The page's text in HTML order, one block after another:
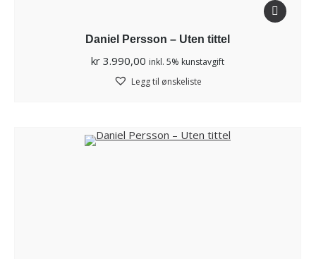
Daniel Persson – Uten tittel
kr 3.990,00 inkl. 5% kunstavgift
Legg til ønskeliste